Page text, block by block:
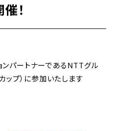
！
ンパートナーであるNTTグル
プ）に参加いたします